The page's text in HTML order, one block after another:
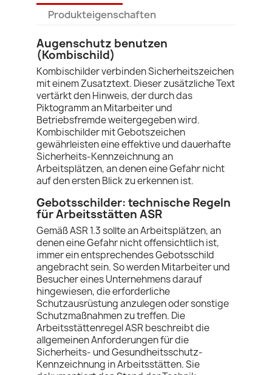
Produkteigenschaften
Augenschutz benutzen
(Kombischild)
Kombischilder verbinden Sicherheitszeichen
mit einem Zusatztext. Dieser zusätzliche Text
vertärkt den Hinweis, der durch das
Piktogramm an Mitarbeiter und
Betriebsfremde weitergegeben wird.
Kombischilder mit Gebotszeichen
gewährleisten eine effektive und dauerhafte
Sicherheits-Kennzeichnung an
Arbeitsplätzen, an denen eine Gefahr nicht
auf den ersten Blick zu erkennen ist.
Gebotsschilder: technische Regeln
für Arbeitsstätten ASR
Gemäß ASR 1.3 sollte an Arbeitsplätzen, an
denen eine Gefahr nicht offensichtlich ist,
immer ein entsprechendes Gebotsschild
angebracht sein. So werden Mitarbeiter und
Besucher eines Unternehmens darauf
hingewiesen, die erforderliche
Schutzausrüstung anzulegen oder sonstige
Schutzmaßnahmen zu treffen. Die
Arbeitsstättenregel ASR beschreibt die
allgemeinen Anforderungen für die
Sicherheits- und Gesundheitsschutz-
Kennzeichnung in Arbeitsstätten. Sie